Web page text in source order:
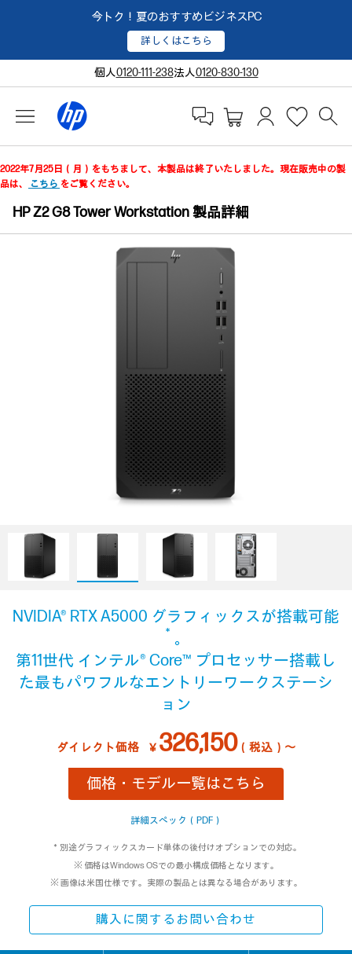
今トク！夏のおすすめビジネスPC
詳しくはこちら
個人0120-111-238法人0120-830-130
2022年7月25日（月）をもちまして、本製品は終了いたしました。現在販売中の製
品は、
こちら をご覧ください。
HP Z2 G8 Tower Workstation 製品詳細
NVIDIA® RTX A5000 グラフィックスが搭載可能
＊ 。
第11世代 インテル® Core™ プロセッサー搭載し
た最もパワフルなエントリーワークステーシ
ョン
ダイレクト価格 ￥ 326,150（税込）～
価格・モデル一覧はこちら
詳細スペック（PDF）
＊別途グラフィックスカード単体の後付けオプションでの対応。
※ 価格はWindows OSでの最小構成価格となります。
※ 画像は米国仕様です。実際の製品とは異なる場合があります。
購入に関するお問い合わせ